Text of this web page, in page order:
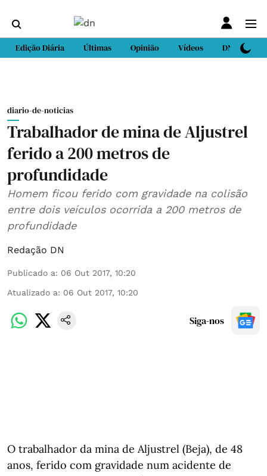
Edição Diária Últimas Opinião Vídeos DN Sport
diario-de-noticias
Trabalhador de mina de Aljustrel
ferido a 200 metros de
profundidade
Homem ficou ferido com gravidade na colisão
entre dois veículos ocorrida a 200 metros de
profundidade
Redação DN
Publicado a: 06 Out 2017, 10:20
Atualizado a: 06 Out 2017, 10:20
Siga-nos
O trabalhador da mina de Aljustrel (Beja), de 48
anos, ferido com gravidade num acidente de